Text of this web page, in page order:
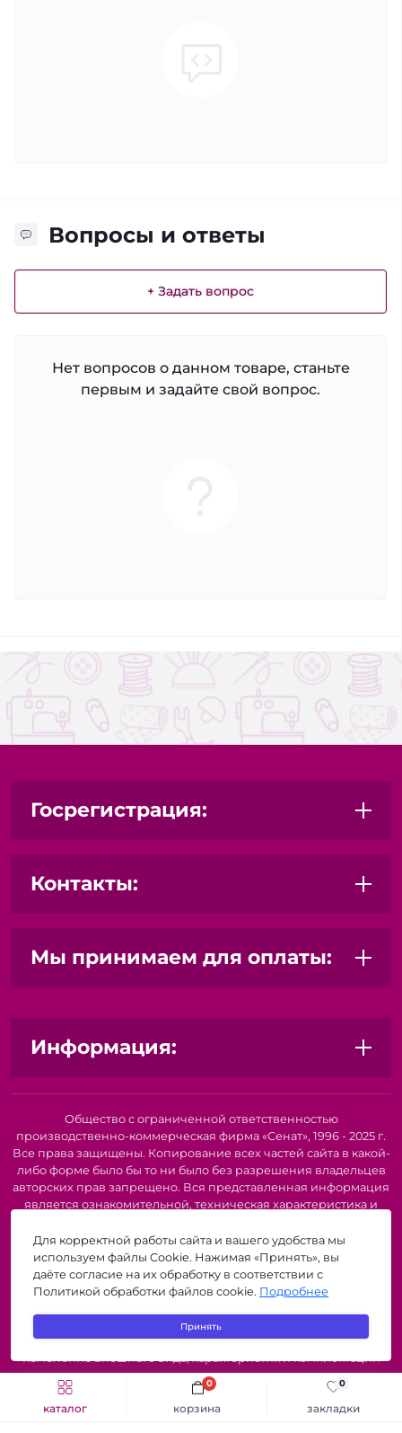
каталог закладки
0
корзина
0
Вопросы и ответы
+ Задать вопрос
Нет вопросов о данном товаре, станьте
первым и задайте свой вопрос.
Госрегистрация:
Контакты:
Мы принимаем для оплаты:
Информация:
Общество с ограниченной ответственностью
производственно-коммерческая фирма «Сенат», 1996 - 2025 г.
Все права защищены. Копирование всех частей сайта в какой-
либо форме было бы то ни было без разрешения владельцев
авторских прав запрещено. Вся представленная информация
является ознакомительной, техническая характеристика и
информации о наличии и стоимости указанных товаров и
(или) услуг, пожалуйста, обратитесь к нашим менеджерам по
телефону или по электронной почте. Описание и
изображение товара носят информационный характер и
представленных в технической документации производителя.
Производители о предоставлении за собой права на
изменение внешнего вида, характеристик и комплектации
товара, предварительно не уведомляя продавцов и
потребителей. Рекомендуется при покупке проверить
наличие необходимых функций и характеристик.
Для корректной работы сайта и вашего удобства мы
используем файлы Cookie. Нажимая «Принять», вы
даёте согласие на их обработку в соответствии с
Политикой обработки файлов cookie. Подробнее
Принять